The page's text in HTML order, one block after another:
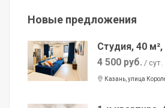
Новые предложения
Студия, 40 м²,
4 500 руб. / сут.
Казань, улица